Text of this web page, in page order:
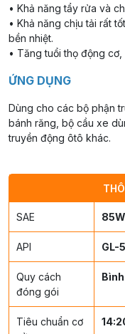
• Khả năng tẩy rửa và
• Khả năng chịu tải rất
bền nhiệt.
• Tăng tuổi thọ động
ỨNG DỤNG
Dùng cho các bộ phận
bánh răng, bộ cầu xe
truyền động ôtô khác.
SAE
API GL-5
Quy cách
đóng gói
Tiêu chuẩn cơ